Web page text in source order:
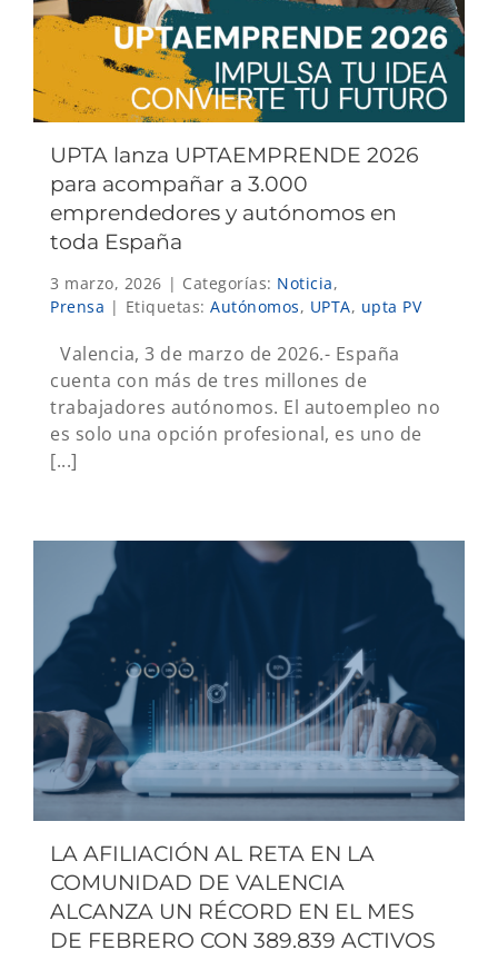
UPTA lanza UPTAEMPRENDE 2026
para acompañar a 3.000
emprendedores y autónomos en
toda España
3 marzo, 2026 | Categorías: Noticia,
Prensa | Etiquetas: Autónomos, UPTA, upta PV
Valencia, 3 de marzo de 2026.- España
cuenta con más de tres millones de
trabajadores autónomos. El autoempleo no
es solo una opción profesional, es uno de
[...]
LA AFILIACIÓN AL RETA EN LA
COMUNIDAD DE VALENCIA
ALCANZA UN RÉCORD EN EL MES
DE FEBRERO CON 389.839 ACTIVOS